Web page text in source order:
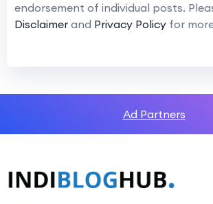
endorsement of individual posts.
Disclaimer and Privacy Policy for
Ad Partners